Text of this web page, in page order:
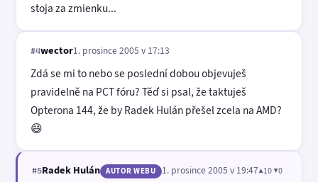
stoja za zmienku...
#4wector1. prosince 2005 v 17:13
Zdá se mi to nebo se poslední dobou objevuješ
pravidelně na PCT fóru? Těď si psal, že taktuješ
Opterona 144, že by Radek Hulán přešel zcela na AMD?
😄
#5Radek Hulán AUTOR WEBU 1. prosince 2005 v 19:47▲10 ▼0